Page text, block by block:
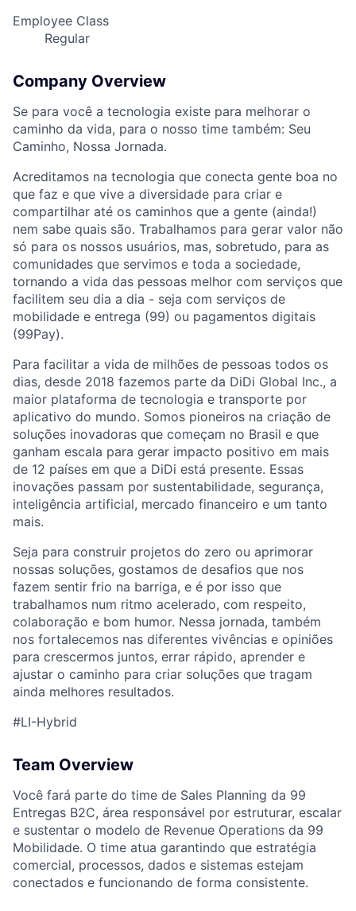
ACME Homepage
Employee Class
Regular
Company Overview
Se para você a tecnologia existe para melhorar o
caminho da vida, para o nosso time também: Seu
Caminho, Nossa Jornada.
Acreditamos na tecnologia que conecta gente boa no
que faz e que vive a diversidade para criar e
compartilhar até os caminhos que a gente (ainda!)
nem sabe quais são. Trabalhamos para gerar valor não
só para os nossos usuários, mas, sobretudo, para as
comunidades que servimos e toda a sociedade,
tornando a vida das pessoas melhor com serviços que
facilitem seu dia a dia - seja com serviços de
mobilidade e entrega (99) ou pagamentos digitais
(99Pay).
Para facilitar a vida de milhões de pessoas todos os
dias, desde 2018 fazemos parte da DiDi Global Inc., a
maior plataforma de tecnologia e transporte por
aplicativo do mundo. Somos pioneiros na criação de
soluções inovadoras que começam no Brasil e que
ganham escala para gerar impacto positivo em mais
de 12 países em que a DiDi está presente. Essas
inovações passam por sustentabilidade, segurança,
inteligência artificial, mercado financeiro e um tanto
mais.
Seja para construir projetos do zero ou aprimorar
nossas soluções, gostamos de desafios que nos
fazem sentir frio na barriga, e é por isso que
trabalhamos num ritmo acelerado, com respeito,
colaboração e bom humor. Nessa jornada, também
nos fortalecemos nas diferentes vivências e opiniões
para crescermos juntos, errar rápido, aprender e
ajustar o caminho para criar soluções que tragam
ainda melhores resultados.
#LI-Hybrid
Team Overview
Você fará parte do time de Sales Planning da 99
Entregas B2C, área responsável por estruturar, escalar
e sustentar o modelo de Revenue Operations da 99
Mobilidade. O time atua garantindo que estratégia
comercial, processos, dados e sistemas estejam
conectados e funcionando de forma consistente.